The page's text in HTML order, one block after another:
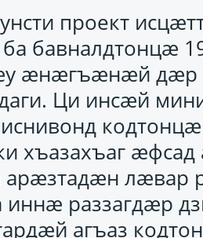
проект
бавналдтонцӕ
ӕнӕгъӕнӕй дӕр
Ци инсӕй
хъазахъаг
арӕзтадӕн лӕвар
раззагдӕр
агъаз